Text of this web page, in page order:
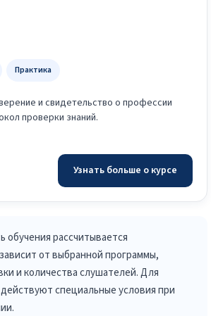
Практика
и свидетельство о профессии
проверки знаний.
Узнать больше о курсе
обучения рассчитывается
от выбранной программы,
и количества слушателей. Для
специальные условия при